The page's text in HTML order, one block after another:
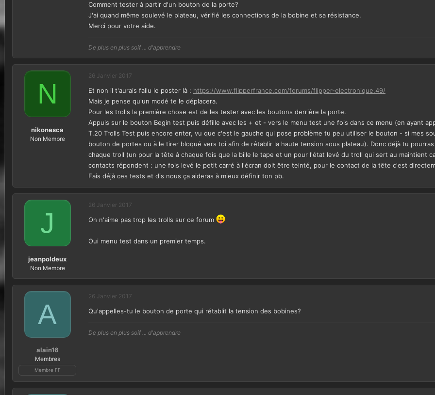
Comment tester à partir d'un bouton de la porte?
J'ai quand même soulevé le plateau, vérifié les connections de la bobine et sa résistance.
Merci pour votre aide.
De plus en plus soif ... d'apprendre
N
nikonesca
Non Membre
26 Janvier 2017
Et non il t'aurais fallu le poster là : https://www.flipperfrance.com/forums/flipper-electronique.49/
Mais je pense qu'un modé te le déplacera.
Pour les trolls la première chose est de les tester avec les boutons derrière la porte.
Appuis sur le bouton Begin test puis défille avec les + et - vers le menu test une fois dans ce menu (en ayant
T.20 Trolls Test puis encore enter, vu que c'est le gauche qui pose problème tu peu utiliser le bouton - si mes
bouton de portes ou à le tirer bloqué vers toi afin de rétablir la haute tension sous plateau). Donc déjà tu
chaque troll (un pour la tête à chaque fois que la bille le tape et un pour l'état levé du troll qui sert au maintient
contacts répondent : une fois levé le petit carré à l'écran doit être teinté, pour le contact de la tête c'est
Fais déjà ces tests et dis nous ça aideras à mieux définir ton pb.
J
jeanpoldeux
Non Membre
26 Janvier 2017
On n'aime pas trop les trolls sur ce forum
Oui menu test dans un premier temps.
A
alain16
Membres
Membre FF
26 Janvier 2017
Qu'appelles-tu le bouton de porte qui rétablit la tension des bobines?
De plus en plus soif ... d'apprendre